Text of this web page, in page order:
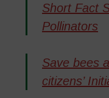
Short Fact
Pollinators
Save bees
citizens’